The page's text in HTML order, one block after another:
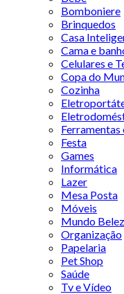
Bomboniere
Brinquedos
Casa
Cama e
Celulares e
Copa do
Cozinha
Ferramentas
Festa
Games
Informática
Lazer
Mesa Posta
Móveis
Mundo
Organização
Papelaria
Pet Shop
Saúde
Tv e Vídeo